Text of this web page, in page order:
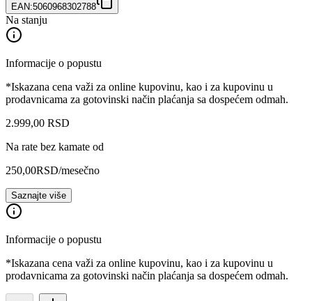
EAN:5060968302788
Na stanju
Informacije o popustu
*Iskazana cena važi za online kupovinu, kao i za kupovinu u
prodavnicama za gotovinski način plaćanja sa dospećem odmah.
2.999,00 RSD
Na rate bez kamate od
250,00RSD/mesečno
Saznajte više
Informacije o popustu
*Iskazana cena važi za online kupovinu, kao i za kupovinu u
prodavnicama za gotovinski način plaćanja sa dospećem odmah.